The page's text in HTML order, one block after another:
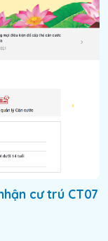
cư trú CT07